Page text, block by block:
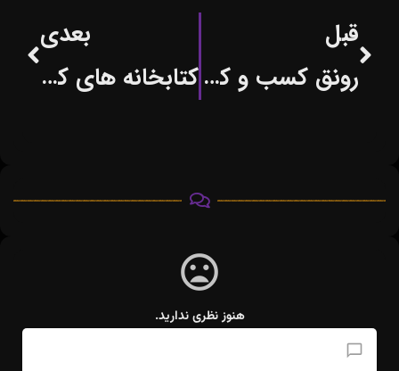
قبل
رونق کسب و کار افراد ماهرتنها نیازمند یک حمایت کوچک
بعدی
کتابخانه های کشور در خدمت کسب وکارهای نوپا
هنوز نظری ندارید.